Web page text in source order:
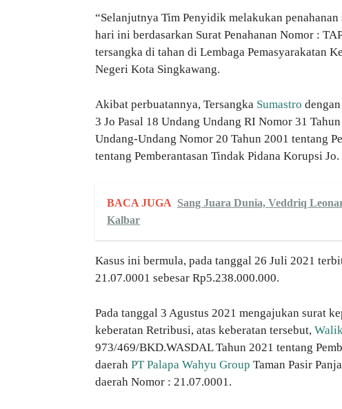
“Selanjutnya Tim Penyidik melakukan
hari ini berdasarkan Surat Penahanan Nomor :
tersangka di tahan di Lembaga Pemasyarakatan
Negeri Kota Singkawang.
Akibat perbuatannya, Tersangka Sumastro
3 Jo Pasal 18 Undang Undang RI Nomor 31
Undang-Undang Nomor 20 Tahun 2001 tentang
tentang Pemberantasan Tindak Pidana Korupsi
BACA JUGA Sang Juara Dunia, Veddriq
Kalbar
Kasus ini bermula, pada tanggal 26 Juli 2021
21.07.0001 sebesar Rp5.238.000.000.
Pada tanggal 3 Agustus 2021 mengajukan surat
keberatan Retribusi, atas keberatan tersebut,
973/469/BKD.WASDAL Tahun 2021 tentang
daerah PT Palapa Wahyu Group Taman Pasir
daerah Nomor : 21.07.0001.